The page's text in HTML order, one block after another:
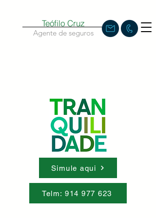
Teófilo Cruz
Agente de seguros
Simule aqui
Telm: 914 977 623